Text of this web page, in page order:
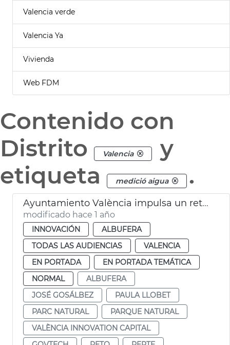
Valencia verde
Valencia Ya
Vivienda
Web FDM
Contenido con
Distrito
Valencia
y
etiqueta
medició aigua .
Ayuntamiento València impulsa un reto GovTech para proteger la Albufera
modificado hace 1 año
INNOVACIÓN
ALBUFERA
TODAS LAS AUDIENCIAS
VALENCIA
EN PORTADA
EN PORTADA TEMÁTICA
NORMAL
ALBUFERA
JOSÉ GOSÁLBEZ
PAULA LLOBET
PARC NATURAL
PARQUE NATURAL
VALÈNCIA INNOVATION CAPITAL